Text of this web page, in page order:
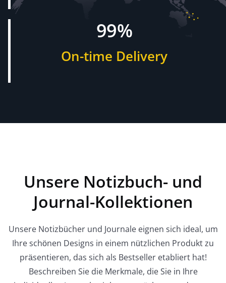
99%
On-time Delivery
Unsere Notizbuch- und
Journal-Kollektionen
Unsere Notizbücher und Journale eignen sich ideal, um
Ihre schönen Designs in einem nützlichen Produkt zu
präsentieren, das sich als Bestseller etabliert hat!
Beschreiben Sie die Merkmale, die Sie in Ihre